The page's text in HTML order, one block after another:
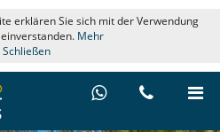
erklären Sie sich mit der Verwendung
Mehr
Schließen